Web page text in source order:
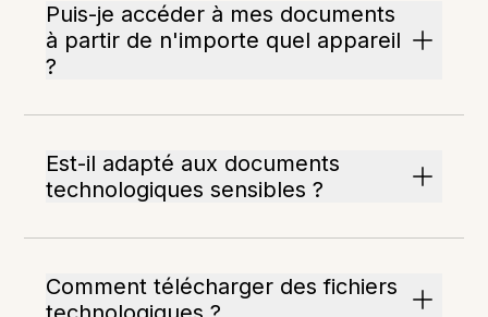
Puis-je accéder à mes documents
à partir de n'importe quel appareil
?
Est-il adapté aux documents
technologiques sensibles ?
Comment télécharger des fichiers